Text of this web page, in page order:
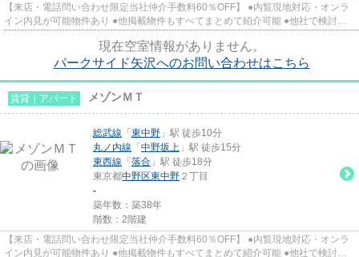
【来店・電話問い合わせ限定当社仲介手数料60％OFF】 ●内覧現地対応・オンラ
イン内見が可能物件あり ●他掲載物件もすべてまとめて紹介可能 ●他社で検討
現在空室情報がありません。
パークサイド矢沢へのお問い合わせはこちら
賃貸｜アパート メゾンＭＴ
総武線 「 東中野 」駅 徒歩10分
丸ノ内線 「 中野坂上 」駅 徒歩15分
東西線 「 落合 」駅 徒歩18分
東京都中野区東中野 ２丁目
-
築年数：築38年
階数：2階建
【来店・電話問い合わせ限定当社仲介手数料60％OFF】 ●内覧現地対応・オンラ
イン内見が可能物件あり ●他掲載物件もすべてまとめて紹介可能 ●他社で検討